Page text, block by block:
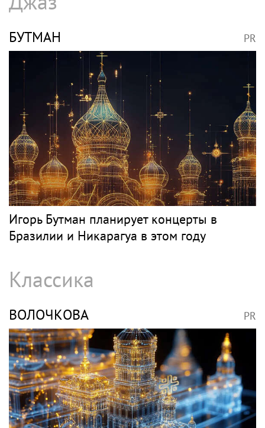
SHOT: комик Слепаков переписал свои
квартиры в РФ на родителей после
переезда
РОЗЕНБАУМ PR
Певец Александр Розенбаум назвал
Любовь Орлову настоящей звездой
Джаз
БУТМАН PR